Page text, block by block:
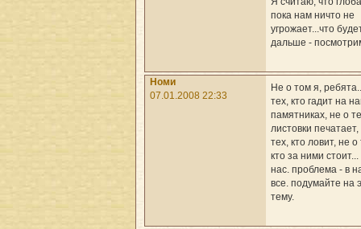
пока нам ничто не
угрожает...что
дальше -
Номи
07.01.2008 22:33
Не о том я,
тех, кто гадит на
памятниках, не о
листовки
тех, кто ловит, не о
кто за ними стоит...
нас. проблема - в
все. подумайте на
тему.